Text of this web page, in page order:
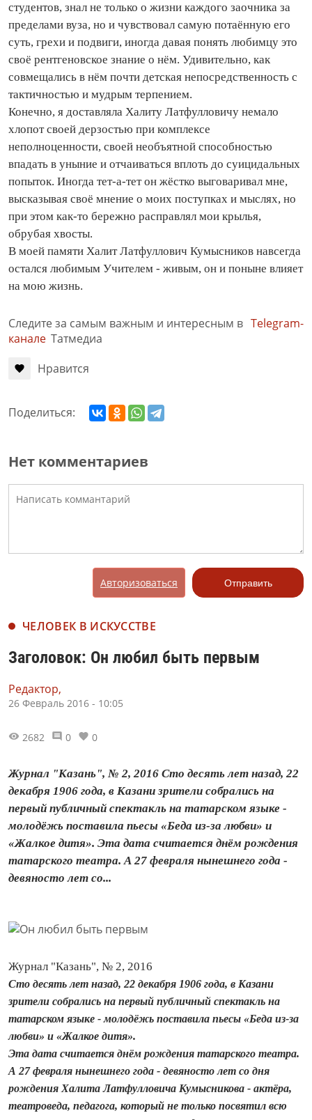
студентов, знал не только о жизни каждого заочника за
пределами вуза, но и чувствовал самую потаённую его
суть, грехи и подвиги, иногда давая понять любимцу это
своё рентгеновское знание о нём. Удивительно, как
совмещались в нём почти детская непосредственность с
тактичностью и мудрым терпением.
Конечно, я доставляла Халиту Латфулловичу немало
хлопот своей дерзостью при комплексе
неполноценности, своей необъятной способностью
впадать в уныние и отчаиваться вплоть до суицидальных
попыток. Иногда тет-а-тет он жёстко выговаривал мне,
высказывая своё мнение о моих поступках и мыслях, но
при этом как-то бережно расправлял мои крылья,
обрубая хвосты.
В моей памяти Халит Латфуллович Кумысников навсегда
остался любимым Учителем - живым, он и поныне влияет
на мою жизнь.
Следите за самым важным и интересным в Telegram-
канале Татмедиа
Нравится
Поделиться:
Нет комментариев
Авторизоваться Отправить
ЧЕЛОВЕК В ИСКУССТВЕ
Заголовок: Он любил быть первым
Редактор,
26 Февраль 2016 - 10:05
2682 0 0
Журнал "Казань", № 2, 2016 Сто десять лет назад, 22
декабря 1906 года, в Казани зрители собрались на
первый публичный спектакль на татарском языке -
молодёжь поставила пьесы «Беда из-за любви» и
«Жалкое дитя». Эта дата считается днём рождения
татарского театра. А 27 февраля нынешнего года -
девяносто лет со...
Журнал "Казань", № 2, 2016
Сто десять лет назад, 22 декабря 1906 года, в Казани
зрители собрались на первый публичный спектакль на
татарском языке - молодёжь поставила пьесы «Беда из-за
любви» и «Жалкое дитя».
Эта дата считается днём рождения татарского театра.
А 27 февраля нынешнего года - девяносто лет со дня
рождения Халита Латфулловича Кумысникова - актёра,
театроведа, педагога, который не только посвятил всю